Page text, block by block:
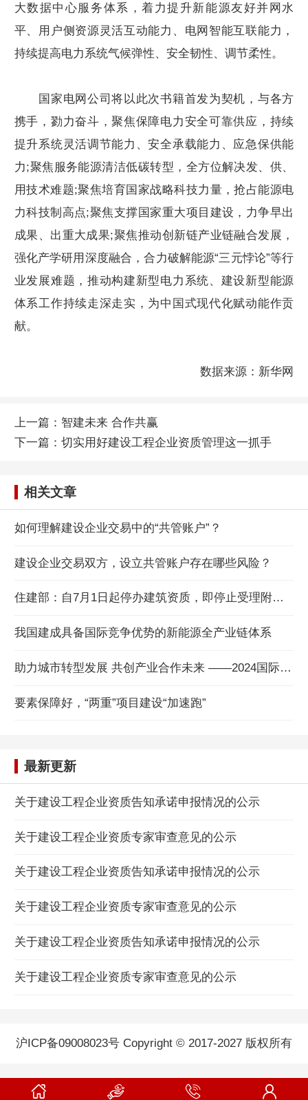
大数据中心服务体系，着力提升新能源友好并网水
平、用户侧资源灵活互动能力、电网智能互联能力，
持续提高电力系统气候弹性、安全韧性、调节柔性。
国家电网公司将以此次书籍首发为契机，与各方
携手，勠力奋斗，聚焦保障电力安全可靠供应，持续
提升系统灵活调节能力、安全承载能力、应急保供能
力;聚焦服务能源清洁低碳转型，全方位解决发、供、
用技术难题;聚焦培育国家战略科技力量，抢占能源电
力科技制高点;聚焦支撑国家重大项目建设，力争早出
成果、出重大成果;聚焦推动创新链产业链融合发展，
强化产学研用深度融合，合力破解能源“三元悖论”等行
业发展难题，推动构建新型电力系统、建设新型能源
体系工作持续走深走实，为中国式现代化赋动能作贡
献。
数据来源：新华网
上一篇： 智建未来 合作共赢
下一篇： 切实用好建设工程企业资质管理这一抓手
相关文章
如何理解建设企业交易中的“共管账户”？
建设企业交易双方，设立共管账户存在哪些风险？
住建部：自7月1日起停办建筑资质，即停止受理附件所列建设工程企业资质申请
我国建成具备国际竞争优势的新能源全产业链体系
助力城市转型发展 共创产业合作未来 ——2024国际城市与建设产业发展会议在威海举办
要素保障好，“两重”项目建设“加速跑”
最新更新
关于建设工程企业资质告知承诺申报情况的公示
关于建设工程企业资质专家审查意见的公示
关于建设工程企业资质告知承诺申报情况的公示
关于建设工程企业资质专家审查意见的公示
关于建设工程企业资质告知承诺申报情况的公示
关于建设工程企业资质专家审查意见的公示
沪ICP备09008023号 Copyright © 2017-2027 版权所有